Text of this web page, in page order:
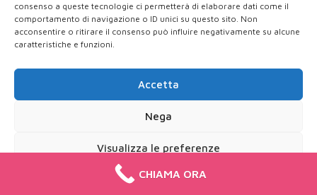
consenso a queste tecnologie ci permetterà di elaborare dati come il
comportamento di navigazione o ID unici su questo sito. Non
acconsentire o ritirare il consenso può influire negativamente su alcune
caratteristiche e funzioni.
Accetta
Nega
Visualizza le preferenze
Cookie PolicyPrivacy Policy
CHIAMA ORA